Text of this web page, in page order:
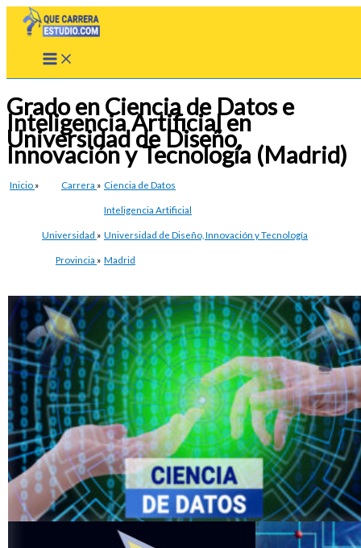
Grado en Ciencia de Datos e
Inteligencia Artificial en
Universidad de Diseño,
Innovación y Tecnología (Madrid)
Inicio » Carrera » Ciencia de Datos
Inteligencia Artificial
Universidad » Universidad de Diseño, Innovación y Tecnología
Provincia » Madrid